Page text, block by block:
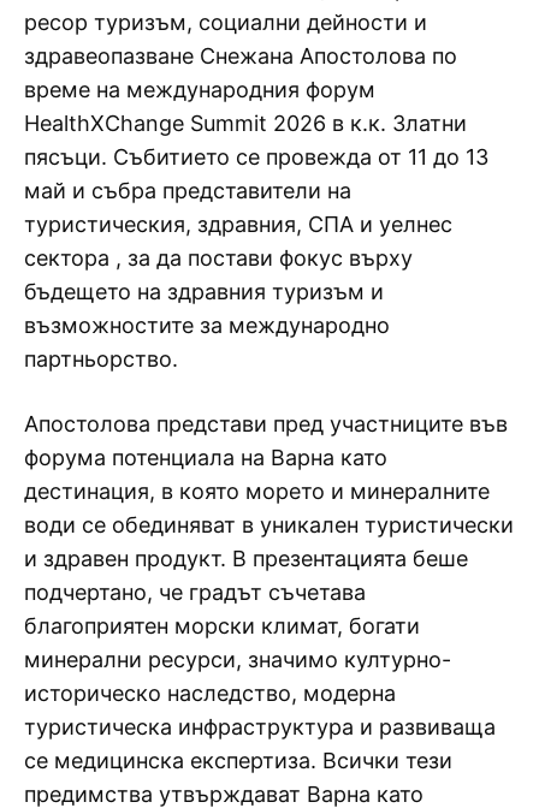
ресор туризъм, социални дейности и
здравеопазване Снежана Апостолова по
време на международния форум
HealthXChange Summit 2026 в к.к. Златни
пясъци. Събитието се провежда от 11 до 13
май и събра представители на
туристическия, здравния, СПА и уелнес
сектора , за да постави фокус върху
бъдещето на здравния туризъм и
възможностите за международно
партньорство.
Апостолова представи пред участниците във
форума потенциала на Варна като
дестинация, в която морето и минералните
води се обединяват в уникален туристически
и здравен продукт. В презентацията беше
подчертано, че градът съчетава
благоприятен морски климат, богати
минерални ресурси, значимо културно-
историческо наследство, модерна
туристическа инфраструктура и развиваща
се медицинска експертиза. Всички тези
предимства утвърждават Варна като